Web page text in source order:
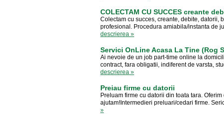
COLECTAM CU SUCCES creante
Colectam cu succes, creante, debite, datorii,
profesional. Procedura amiabila/instanta de
descrierea »
Servici OnLine Acasa La Tine (Rog
Ai nevoie de un job part-time online la
contract, fara obligatii, indiferent de varsta,
descrierea »
Preiau firme cu datorii
Preluam firme cu datorii din toata tara.
ajutam!Intermedieri preluari/cedari firme.
»